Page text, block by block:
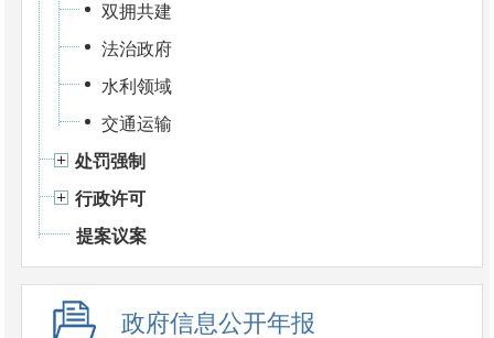
双拥共建
法治政府
水利领域
交通运输
处罚强制
行政许可
提案议案
政府信息公开年报